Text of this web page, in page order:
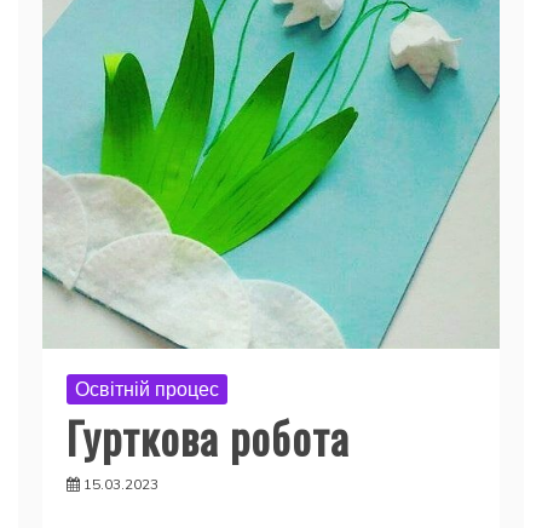
Освітній процес
Гурткова робота
15.03.2023